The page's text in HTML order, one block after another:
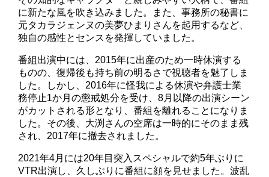
に新たな風を吹き込みました。また、事務所の秘書に
元タカラジェンヌの美夢ひまりさんを起用するなど、
独自の感性とセンスを発揮していました。
番組出演中には、2015年に出産のため一時休演する
ものの、復帰後も持ち前の明るさで視聴者を魅了しま
した。しかし、2016年に怪我による休演や弁護士業
務停止1か月の懲戒処分を受け、8月以降の出演シーン
がカットされる形となり、番組を離れることになりま
した。その後、大渕さんの空席は一時的にそのまま残
され、2017年に撤去されました。
2021年4月には20年目突入スペシャルで約5年ぶりに
VTR出演し、久しぶりに番組に顔を見せました。波乱